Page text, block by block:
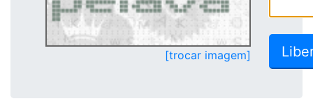
[trocar imagem]